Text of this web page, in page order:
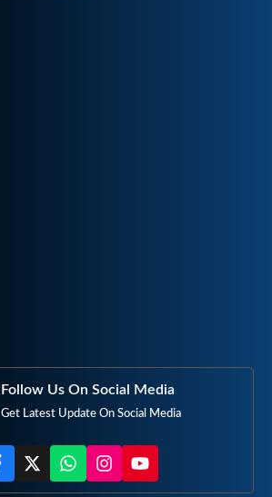
Follow Us On Social Media
Get Latest Update On Social Media